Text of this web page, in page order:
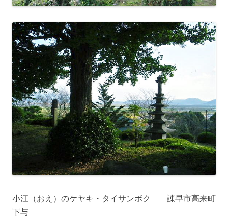
小江（おえ）のケヤキ・タイサンボク 諌早市高来町
下与